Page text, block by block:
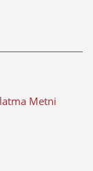
Metni